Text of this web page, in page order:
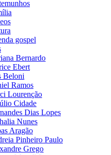
gospel
Bernardo
Ebert
Beloni
Ramos
Lourenção
Cidade
Dias Lopes
Nunes
Aragão
Pinheiro Paulo
Grego